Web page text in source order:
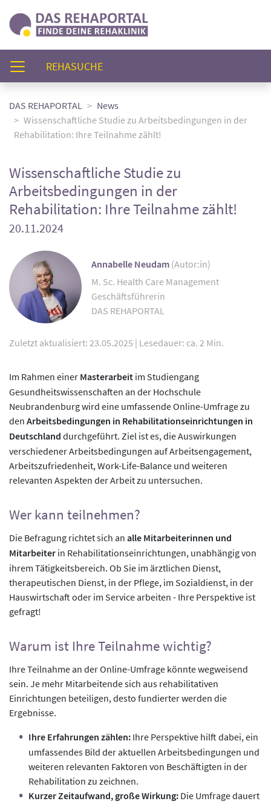
REHASUCHE(AKTUELL)
DAS REHAPORTAL
News
Wissenschaftliche Studie zu Arbeitsbedingungen in der
Rehabilitation: Ihre Teilnahme zählt!
Wissenschaftliche Studie zu
Arbeitsbedingungen in der
Rehabilitation: Ihre Teilnahme zählt!
20.11.2024
Annabelle Neudam (Autor:in)
M. Sc. Health Care Management
Geschäftsführerin
DAS REHAPORTAL
Zuletzt aktualisiert: 23.05.2025 | Lesedauer: ca. 2 Min.
Im Rahmen einer Masterarbeit im Studiengang
Gesundheitswissenschaften an der Hochschule
Neubrandenburg wird eine umfassende Online-Umfrage zu
den Arbeitsbedingungen in Rehabilitationseinrichtungen in
Deutschland durchgeführt. Ziel ist es, die Auswirkungen
verschiedener Arbeitsbedingungen auf Arbeitsengagement,
Arbeitszufriedenheit, Work-Life-Balance und weiteren
relevanten Aspekten der Arbeit zu untersuchen.
Wer kann teilnehmen?
Die Befragung richtet sich an alleMitarbeiterinnen und
Mitarbeiter in Rehabilitationseinrichtungen, unabhängig von
ihrem Tätigkeitsbereich. Ob Sie im ärztlichen Dienst,
therapeutischen Dienst, in der Pflege, im Sozialdienst, in der
Hauswirtschaft oder im Service arbeiten - Ihre Perspektive ist
gefragt!
Warum ist Ihre Teilnahme wichtig?
Ihre Teilnahme an der Online-Umfrage könnte wegweisend
sein. Je mehr Mitarbeitende sich aus rehabilitativen
Einrichtungen beteiligen, desto fundierter werden die
Ergebnisse.
Ihre Erfahrungen zählen: Ihre Perspektive hilft dabei, ein
umfassendes Bild der aktuellen Arbeitsbedingungen und
weiteren relevanten Faktoren von Beschäftigten in der
Rehabilitation zu zeichnen.
Kurzer Zeitaufwand, große Wirkung: Die Umfrage dauert